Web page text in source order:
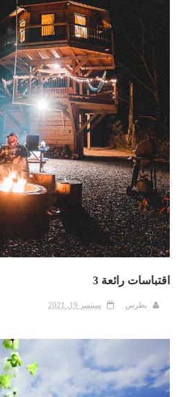
اقتباسات رائعة 3
بطرس سبتمبر 19, 2021